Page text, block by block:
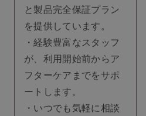
と製品完全保証プラン
を提供しています。
・経験豊富なスタッフ
が、利用開始前からア
フターケアまでをサポ
ートします。
・いつでも気軽に相談